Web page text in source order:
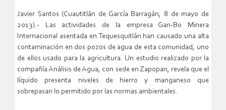
Javier Santos (Cuautitlán de García Barragán, 8 de mayo de
2013).- Las actividades de la empresa Gan-Bo Minera
Internacional asentada en Tequesquitlán han causado una alta
contaminación en dos pozos de agua de esta comunidad, uno
de ellos usado para la agricultura. Un estudio realizado por la
compañía Análisis de Agua, con sede en Zapopan, revela que el
líquido presenta niveles de hierro y manganeso que
sobrepasan lo permitido por las normas ambientales.